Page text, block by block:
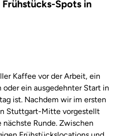
Spots in
Kaffee vor der Arbeit, ein
ein ausgedehnter Start in
ist. Nachdem wir im ersten
Stuttgart-Mitte vorgestellt
Runde. Zwischen